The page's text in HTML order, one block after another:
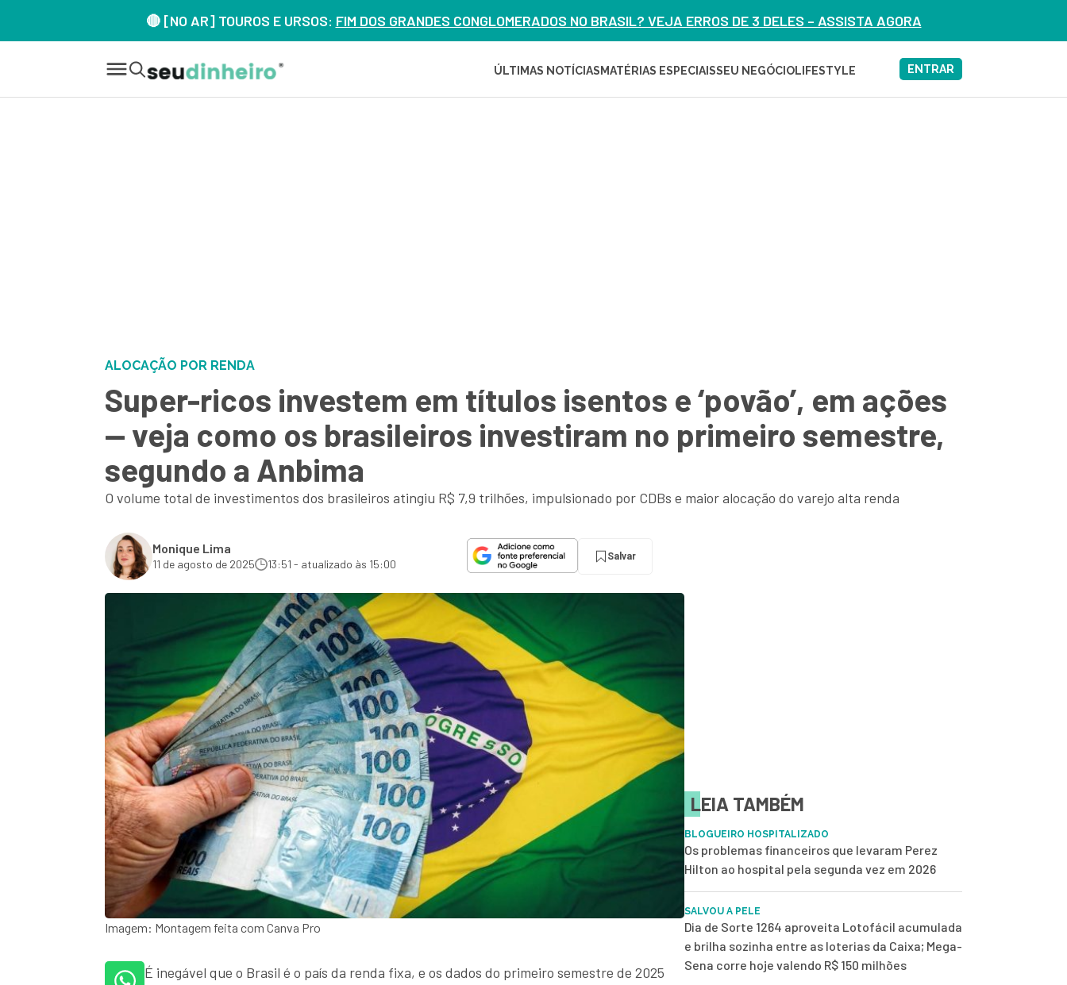
🔴 [NO AR] TOUROS E URSOS: FIM DOS GRANDES CONGLOMERADOS NO BRASIL? VEJA ERROS DE 3 DELES – ASSISTA AGORA
ÚLTIMAS NOTÍCIAS MATÉRIAS ESPECIAISSEU NEGÓCIOLIFESTYLE ENTRAR
ALOCAÇÃO POR RENDA
Super-ricos investem em títulos isentos e ‘povão’, em ações
— veja como os brasileiros investiram no primeiro semestre,
segundo a Anbima
O volume total de investimentos dos brasileiros atingiu R$ 7,9 trilhões, impulsionado por CDBs e maior alocação do varejo alta renda
Monique Lima
11 de agosto de 2025 13:51 - atualizado às 15:00
Salvar
Imagem: Montagem feita com Canva Pro
É inegável que o Brasil é o país da renda fixa, e os dados do primeiro semestre de 2025
LEIA TAMBÉM
BLOGUEIRO HOSPITALIZADO
Os problemas financeiros que levaram Perez
Hilton ao hospital pela segunda vez em 2026
SALVOU A PELE
Dia de Sorte 1264 aproveita Lotofácil acumulada
e brilha sozinha entre as loterias da Caixa; Mega-
Sena corre hoje valendo R$ 150 milhões